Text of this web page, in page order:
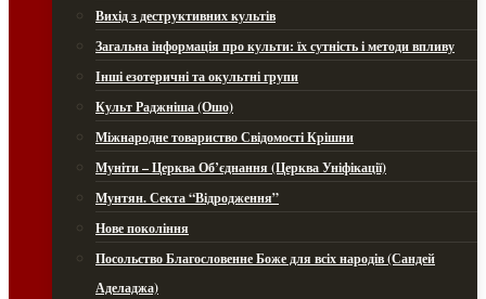
Вихід з деструктивних культів
Загальна інформація про культи: їх сутність і методи впливу
Інші езотеричні та окультні групи
Культ Раджніша (Ошо)
Міжнародне товариство Свідомості Крішни
Муніти – Церква Об’єднання (Церква Уніфікації)
Мунтян. Секта “Відродження”
Нове покоління
Посольство Благословенне Боже для всіх народів (Сандей
Аделаджа)